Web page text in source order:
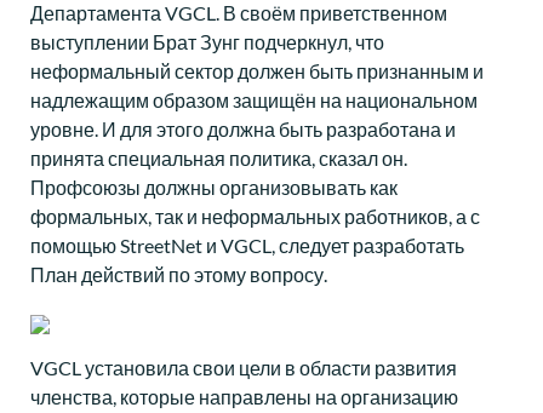
Департамента VGCL. В своём приветственном
выступлении Брат Зунг подчеркнул, что
неформальный сектор должен быть признанным и
надлежащим образом защищён на национальном
уровне. И для этого должна быть разработана и
принята специальная политика, сказал он.
Профсоюзы должны организовывать как
формальных, так и неформальных работников, а с
помощью StreetNet и VGCL, следует разработать
План действий по этому вопросу.
VGCL установила свои цели в области развития
членства, которые направлены на организацию